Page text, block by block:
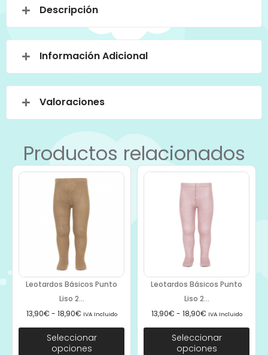
Descripción
Información Adicional
Valoraciones
Productos relacionados
Leotardos Básicos Punto
Liso 2...
13,90€ - 18,90€ IVA Incluido
Seleccionar
opciones
Leotardos Básicos Punto
Liso 2...
13,90€ - 18,90€ IVA Incluido
Seleccionar
opciones